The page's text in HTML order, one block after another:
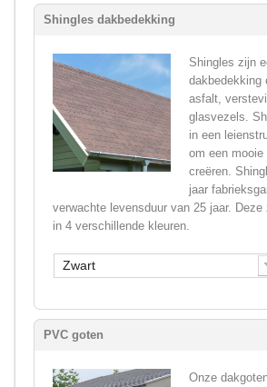
Shingles dakbedekking
Shingles zijn
dakbedekking
asfalt,
glasvezels.
in een
om een
creëren.
jaar
verwachte levensduur van 25 jaar. Deze
in 4 verschillende kleuren.
Zwart
PVC goten
Onze